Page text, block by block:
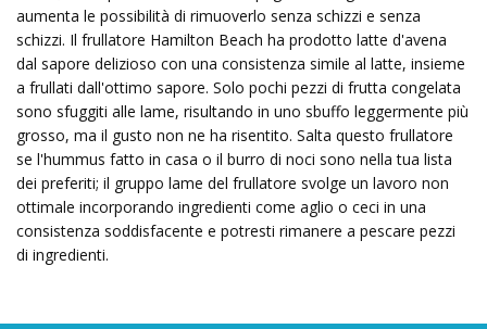
aumenta le possibilità di rimuoverlo senza schizzi e senza
schizzi. Il frullatore Hamilton Beach ha prodotto latte d'avena
dal sapore delizioso con una consistenza simile al latte, insieme
a frullati dall'ottimo sapore. Solo pochi pezzi di frutta congelata
sono sfuggiti alle lame, risultando in uno sbuffo leggermente più
grosso, ma il gusto non ne ha risentito. Salta questo frullatore
se l'hummus fatto in casa o il burro di noci sono nella tua lista
dei preferiti; il gruppo lame del frullatore svolge un lavoro non
ottimale incorporando ingredienti come aglio o ceci in una
consistenza soddisfacente e potresti rimanere a pescare pezzi
di ingredienti.